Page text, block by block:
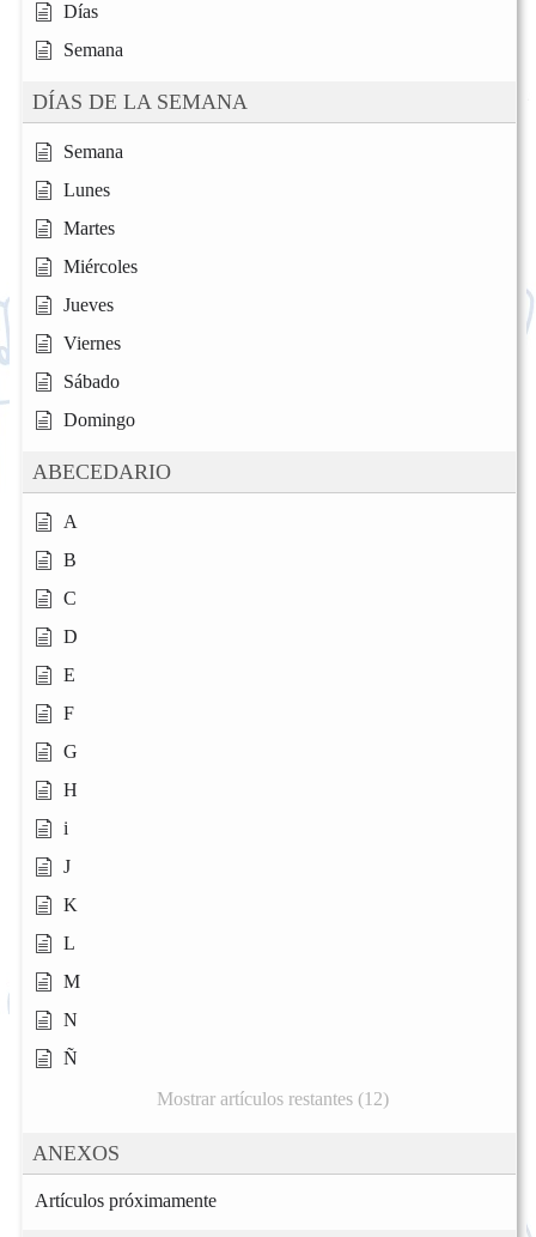
Días
Semana
DÍAS DE LA SEMANA
Semana
Lunes
Martes
Miércoles
Jueves
Viernes
Sábado
Domingo
ABECEDARIO
A
B
C
D
E
F
G
H
i
J
K
L
M
N
Ñ
Mostrar artículos restantes (12)
ANEXOS
Artículos próximamente